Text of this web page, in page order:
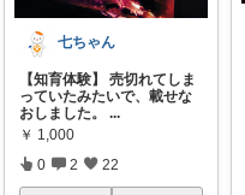
七ちゃん
【知育体験】 売切れてしま
っていたみたいで、載せな
おしました。
...
￥ 1,000
0 2 22